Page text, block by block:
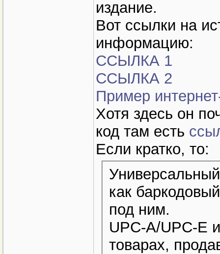
издание.
Вот ссылки на
информацию:
ССЫЛКА 1
ССЫЛКА 2
Пример
Хотя здесь он
код там есть
Если кратко, то:
как
под ним.
UPC-A/UPC-E
товарах,